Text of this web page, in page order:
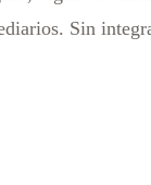
Sin